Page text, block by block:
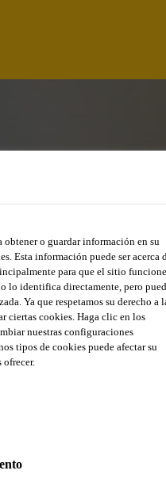
IN
o guardar información en su
Esta información puede ser acerca
para que el sitio funcione
lo identifica directamente, pero
Ya que respetamos su derecho a
ciertas cookies. Haga clic en los
nuestras configuraciones
tipos de cookies puede afectar su